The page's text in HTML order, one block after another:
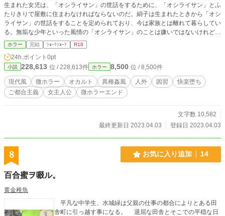
生まれた女児は、「オシライサン」の世話をするために、「オシライサン」とふ
たりきりで屋敷に住まわなければならないのだ。絹子は生まれたときから「オシ
ライサン」の世話をすることを定められており、今は家族とは離れて暮らしてい
る。無垢な少年といった風情の「オシライサン」のことは嫌いではないけれど、
家の「決まりごと」は変だと思う――。けれども子供の絹子にはなにも出来はし
ない。初潮を迎えてすぐの課外学習で山に訪れてからというもの、絹子は奇妙な
夢を見始める。それが契機になることを、絹子はまだ知らない。 ※「オシライ
サン」以外との性的表現・冒頭生理の描写あり。
ホラー 完結 ｼｮｰﾄｼｮｰﾄ R18
24h.ポイント 0pt
小説 228,613 位 / 228,613件 ホラー 8,500 位 / 8,500件
現代風 微ホラー オカルト 異種姦風 人外 因習
快楽堕ち
ご都合主義
女主人公 微ホラーエンド
文字数 10,582
最終更新日 2023.04.03
登録日 2023.04.03
8 お気に入り追加 14
百合蜜ヲ啜ル。
黄金稚魚
平凡な中学生、水城緑は父親の仕事の都合によりとある田
舎町に引っ越す事になる。 退屈な田舎とそこでの平穏な日